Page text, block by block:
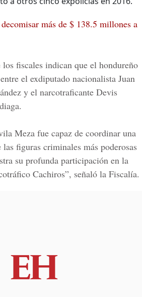
más de $ 138.5 millones a
fiscales indican que el hondureño
el exdiputado nacionalista Juan
y el narcotraficante Devis
Meza fue capaz de coordinar una
figuras criminales más poderosas
su profunda participación en la
Cachiros”, señaló la Fiscalía.